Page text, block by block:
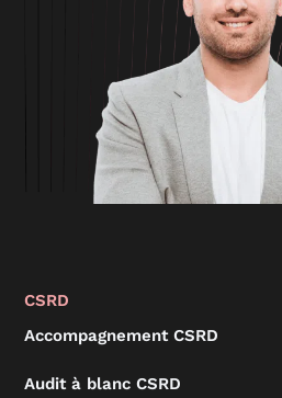
CSRD
Accompagnement CSRD
Audit à blanc CSRD